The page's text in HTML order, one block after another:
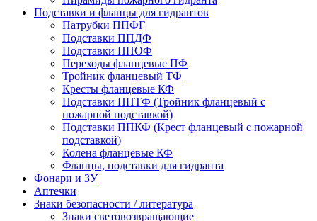
Подставки и фланцы для гидрантов
Патрубки ППФГ
Подставки ППДФ
Подставки ППОФ
Переходы фланцевые ПФ
Тройник фланцевый ТФ
Кресты фланцевые КФ
Подставки ППТФ (Тройник фланцевый с
пожарной подставкой)
Подставки ППКФ (Крест фланцевый с пожарной
подставкой)
Колена фланцевые КФ
Фланцы, подставки для гидранта
Фонари и ЗУ
Аптечки
Знаки безопасности / литература
Знаки световозвращающие